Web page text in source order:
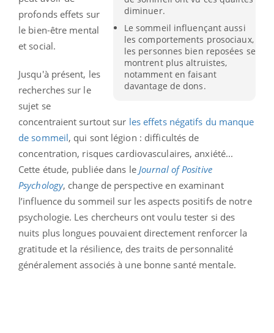
diminuer.
Le sommeil influençant aussi
les comportements prosociaux,
les personnes bien reposées se
montrent plus altruistes,
notamment en faisant
davantage de dons.
profonds effets sur
le bien-être mental
et social.
Jusqu'à présent, les
recherches sur le
sujet se
concentraient surtout sur les effets négatifs du manque
de sommeil, qui sont légion : difficultés de
concentration, risques cardiovasculaires, anxiété...
Cette étude, publiée dans le Journal of Positive
Psychology, change de perspective en examinant
l’influence du sommeil sur les aspects positifs de notre
psychologie. Les chercheurs ont voulu tester si des
nuits plus longues pouvaient directement renforcer la
gratitude et la résilience, des traits de personnalité
généralement associés à une bonne santé mentale.